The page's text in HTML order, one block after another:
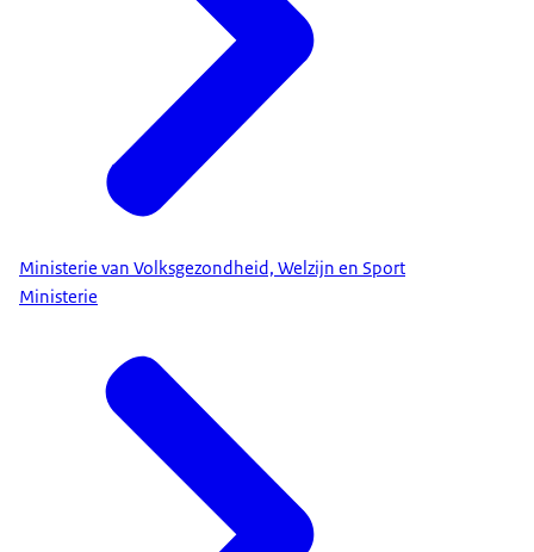
Ministerie van Volksgezondheid, Welzijn en Sport
Ministerie